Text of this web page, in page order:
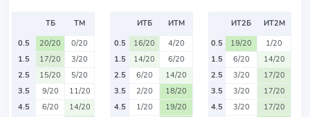
ТБ
ТМ
0.5
20/20
0/20
1.5
17/20
3/20
2.5
15/20
5/20
3.5
9/20
11/20
4.5
6/20
14/20
ИТБ
ИТМ
0.5
16/20
4/20
1.5
14/20
6/20
2.5
6/20
14/20
3.5
2/20
18/20
4.5
1/20
19/20
ИТ2Б
ИТ2М
0.5
19/20
1/20
1.5
6/20
14/20
2.5
3/20
17/20
3.5
3/20
17/20
4.5
3/20
17/20